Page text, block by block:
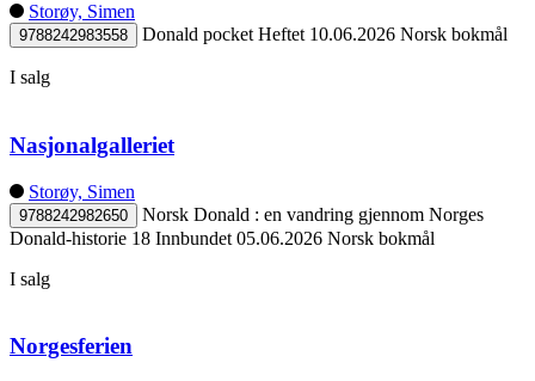
Storøy, Simen
9788242983558 Donald pocket Heftet 10.06.2026 Norsk bokmål
I salg
Nasjonalgalleriet
Storøy, Simen
9788242982650
Norsk Donald : en vandring gjennom Norges
Donald-historie 18 Innbundet 05.06.2026 Norsk bokmål
I salg
Norgesferien